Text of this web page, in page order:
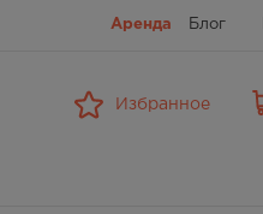
Аренда Блог
Избранное